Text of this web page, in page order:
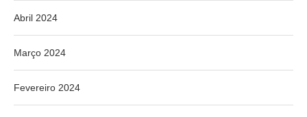
Abril 2024
Março 2024
Fevereiro 2024